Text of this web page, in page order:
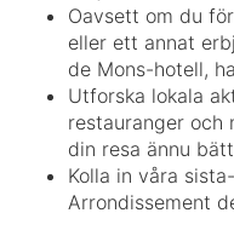
Oavsett om du
eller ett annat
de Mons-hotell,
Utforska lokala
restauranger och
din resa ännu
Kolla in våra
Arrondissement